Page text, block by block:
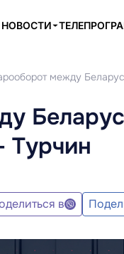
НОВОСТИ
между
Турчин
в